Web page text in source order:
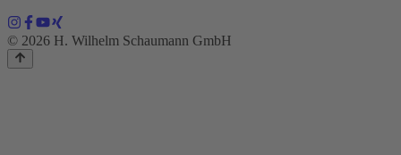
© 2026 H. Wilhelm Schaumann GmbH